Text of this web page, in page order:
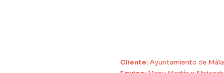
Cliente: Ayuntamiento de